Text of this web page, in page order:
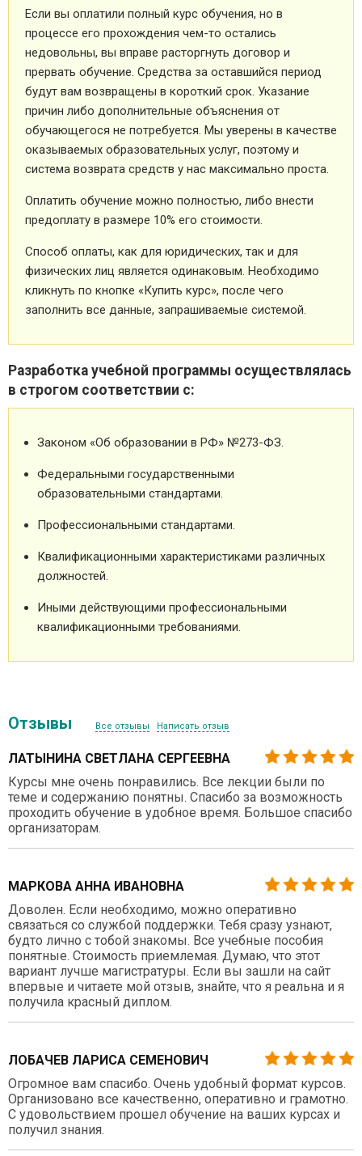
Если вы оплатили полный курс обучения, но в
процессе его прохождения чем-то остались
недовольны, вы вправе расторгнуть договор и
прервать обучение. Средства за оставшийся период
будут вам возвращены в короткий срок. Указание
причин либо дополнительные объяснения от
обучающегося не потребуется. Мы уверены в качестве
оказываемых образовательных услуг, поэтому и
система возврата средств у нас максимально проста.
Оплатить обучение можно полностью, либо внести
предоплату в размере 10% его стоимости.
Способ оплаты, как для юридических, так и для
физических лиц является одинаковым. Необходимо
кликнуть по кнопке «Купить курс», после чего
заполнить все данные, запрашиваемые системой.
Разработка учебной программы осуществлялась
в строгом соответствии с:
Законом «Об образовании в РФ» №273-ФЗ.
Федеральными государственными
образовательными стандартами.
Профессиональными стандартами.
Квалификационными характеристиками различных
должностей.
Иными действующими профессиональными
квалификационными требованиями.
Отзывы Все отзывы Написать отзыв
ЛАТЫНИНА СВЕТЛАНА СЕРГЕЕВНА
Курсы мне очень понравились. Все лекции были по
теме и содержанию понятны. Спасибо за возможность
проходить обучение в удобное время. Большое спасибо
организаторам.
МАРКОВА АННА ИВАНОВНА
Доволен. Если необходимо, можно оперативно
связаться со службой поддержки. Тебя сразу узнают,
будто лично с тобой знакомы. Все учебные пособия
понятные. Стоимость приемлемая. Думаю, что этот
вариант лучше магистратуры. Если вы зашли на сайт
впервые и читаете мой отзыв, знайте, что я реальна и я
получила красный диплом.
ЛОБАЧЕВ ЛАРИСА СЕМЕНОВИЧ
Огромное вам спасибо. Очень удобный формат курсов.
Организовано все качественно, оперативно и грамотно.
С удовольствием прошел обучение на ваших курсах и
получил знания.